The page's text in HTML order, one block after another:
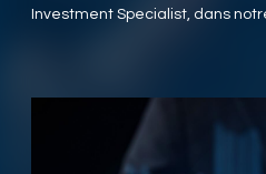
Investment Specialist, dans